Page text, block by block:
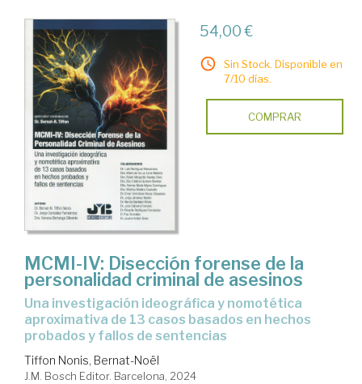
54,00 €
Sin Stock. Disponible en
7/10 días.
COMPRAR
MCMI-IV: Disección forense de la
personalidad criminal de asesinos
Una investigación ideográfica y nomotética
aproximativa de 13 casos basados en hechos
probados y fallos de sentencias
Tiffon Nonis, Bernat-Noël
J.M. Bosch Editor. Barcelona, 2024